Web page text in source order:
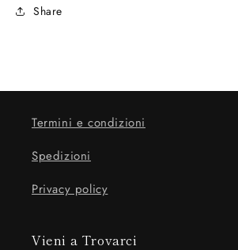
Share
Termini e condizioni
Spedizioni
Privacy policy
Vieni a Trovarci